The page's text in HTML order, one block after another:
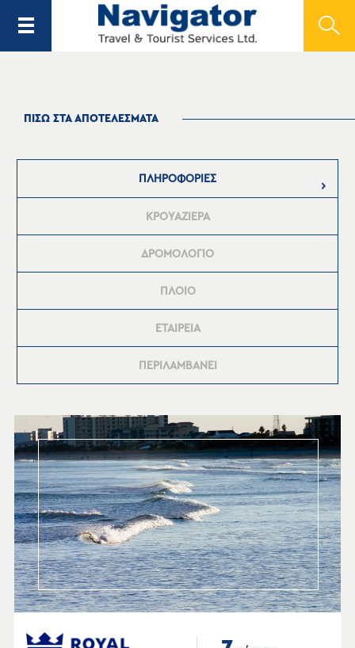
ΠΙΣΩ ΣΤΑ ΑΠΟΤΕΛΕΣΜΑΤΑ
ΠΛΗΡΟΦΟΡΙΕΣ
ΚΡΟΥΑΖΙΕΡΑ
ΔΡΟΜΟΛΟΓΙΟ
ΠΛΟΙΟ
ΕΤΑΙΡΕΙΑ
ΠΕΡΙΛΑΜΒΑΝΕΙ